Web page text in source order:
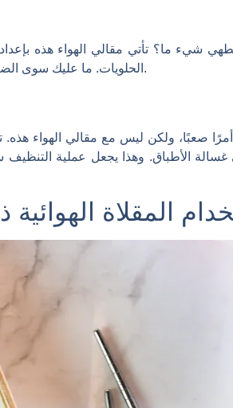
شيء ما؟ تأتي مقالي الهواء هذه
الحلويات. ما عليك سوى الضغط على زر، وستقوم المقلاة بالباقي. إنه مثل وجود طاهٍ شخصي في مطبخك.
صعبًا، ولكن ليس مع مقالي الهواء
الأطباق. وهذا يجعل عملية التنظيف
المقلاة